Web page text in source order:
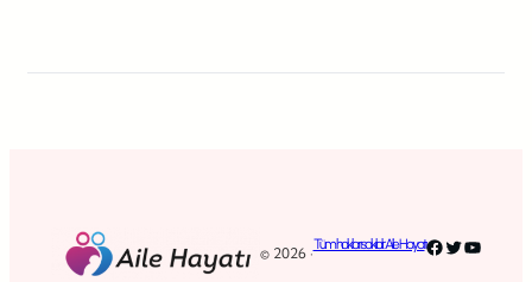
© 2026 ·
Tüm hakları saklıdır. Aile HayatıFacebook
Twitter